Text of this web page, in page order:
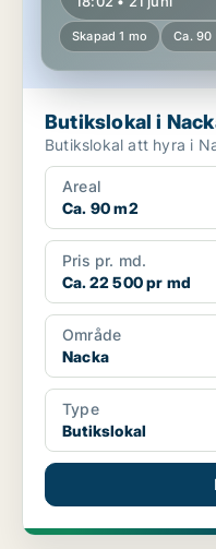
Skapad 1 mo Ca. 90
Butikslokal i
Butikslokal att hyra i
Areal
Ca. 90 m2
Pris pr. md.
Ca. 22 500 pr md
Område
Nacka
Type
Butikslokal